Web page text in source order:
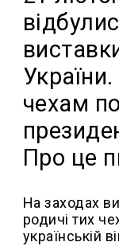
чехам
Про це
На заходах
родичі тих
українській